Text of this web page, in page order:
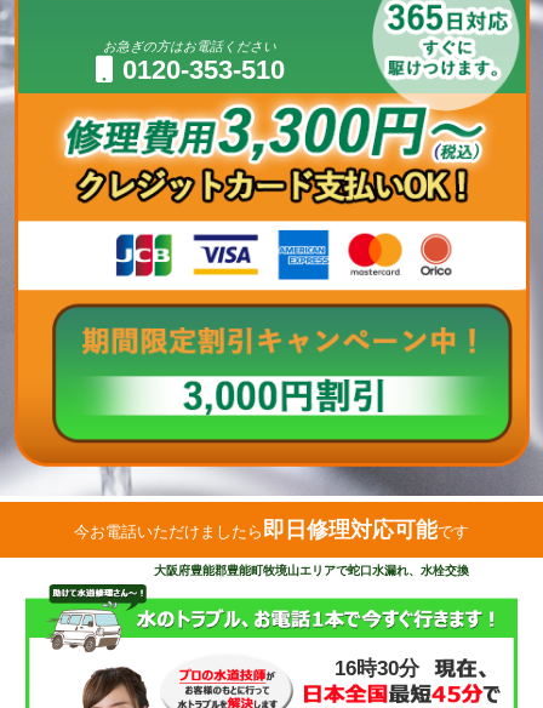
お急ぎの方はお電話ください
0120-353-510
今お電話いただけましたら 即日修理対応可能です
大阪府豊能郡豊能町牧境山エリアで蛇口水漏れ、水栓交換
16時30分